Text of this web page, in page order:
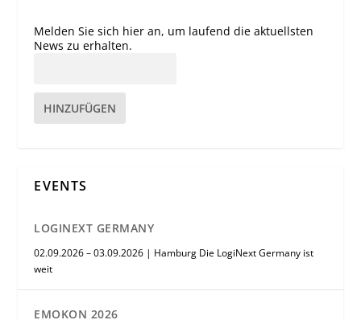
Melden Sie sich hier an, um laufend die aktuellsten
News zu erhalten.
HINZUFÜGEN
EVENTS
LOGINEXT GERMANY
02.09.2026 – 03.09.2026 | Hamburg Die LogiNext Germany ist
weit
EMOKON 2026